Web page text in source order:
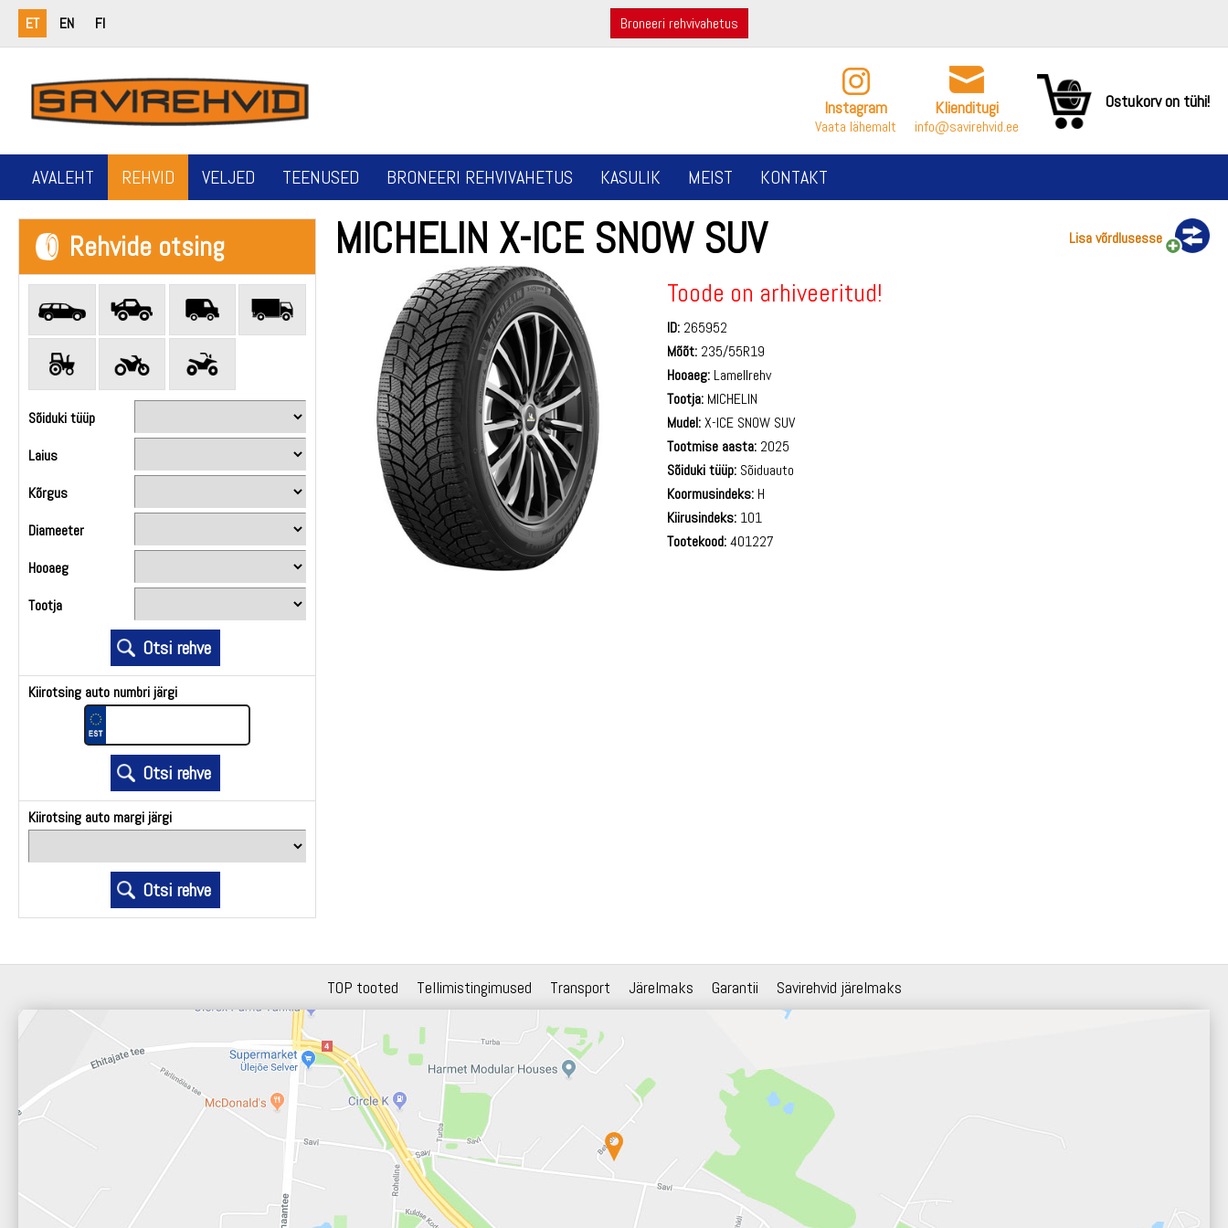
ET EN FI Broneeri rehvivahetus
Instagram
Vaata lähemalt
Klienditugi
info@savirehvid.ee
Ostukorv on tühi!
AVALEHT REHVID VELJED TEENUSED BRONEERI REHVIVAHETUS KASULIK MEIST KONTAKT
Rehvide otsing
Sõiduki tüüp
Laius
Kõrgus
Diameeter
Hooaeg
Tootja
Kiirotsing auto numbri järgi
Kiirotsing auto margi järgi
MICHELIN X-ICE SNOW SUV Lisa võrdlusesse
Toode on arhiveeritud!
ID: 265952
Mõõt: 235/55R19
Hooaeg: Lamellrehv
Tootja: MICHELIN
Mudel:X-ICE SNOW SUV
Tootmise aasta: 2025
Sõiduki tüüp: Sõiduauto
Koormusindeks: H
Kiirusindeks: 101
Tootekood:401227
TOP tooted Tellimistingimused Transport Järelmaks Garantii Savirehvid järelmaks